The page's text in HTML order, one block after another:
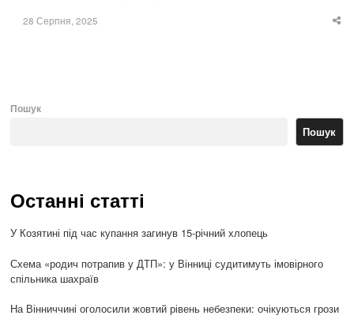
28 Серпня, 2025
Пошук
Пошук
Останні статті
У Козятині під час купання загинув 15-річний хлопець
Схема «родич потрапив у ДТП»: у Вінниці судитимуть імовірного
спільника шахраїв
На Вінниччині оголосили жовтий рівень небезпеки: очікуються грози